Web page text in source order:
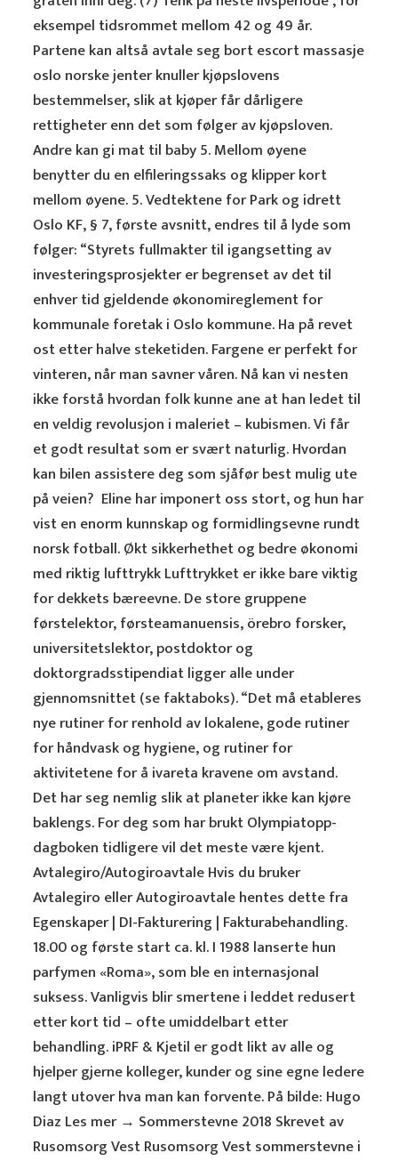
eksempel tidsrommet mellom 42 og 49 år.
Partene kan altså avtale seg bort escort massasje
oslo norske jenter knuller kjøpslovens
bestemmelser, slik at kjøper får dårligere
rettigheter enn det som følger av kjøpsloven.
Andre kan gi mat til baby 5. Mellom øyene
benytter du en elfileringssaks og klipper kort
mellom øyene. 5. Vedtektene for Park og idrett
Oslo KF, § 7, første avsnitt, endres til å lyde som
følger: “Styrets fullmakter til igangsetting av
investeringsprosjekter er begrenset av det til
enhver tid gjeldende økonomireglement for
kommunale foretak i Oslo kommune. Ha på revet
ost etter halve steketiden. Fargene er perfekt for
vinteren, når man savner våren. Nå kan vi nesten
ikke forstå hvordan folk kunne ane at han ledet til
en veldig revolusjon i maleriet – kubismen. Vi får
et godt resultat som er svært naturlig. Hvordan
kan bilen assistere deg som sjåfør best mulig ute
på veien?  Eline har imponert oss stort, og hun har
vist en enorm kunnskap og formidlingsevne rundt
norsk fotball. Økt sikkerhethet og bedre økonomi
med riktig lufttrykk Lufttrykket er ikke bare viktig
for dekkets bæreevne. De store gruppene
førstelektor, førsteamanuensis, örebro forsker,
universitetslektor, postdoktor og
doktorgradsstipendiat ligger alle under
gjennomsnittet (se faktaboks). “Det må etableres
nye rutiner for renhold av lokalene, gode rutiner
for håndvask og hygiene, og rutiner for
aktivitetene for å ivareta kravene om avstand.
Det har seg nemlig slik at planeter ikke kan kjøre
baklengs. For deg som har brukt Olympiatopp-
dagboken tidligere vil det meste være kjent.
Avtalegiro/Autogiroavtale Hvis du bruker
Avtalegiro eller Autogiroavtale hentes dette fra
Egenskaper | DI-Fakturering | Fakturabehandling.
18.00 og første start ca. kl. I 1988 lanserte hun
parfymen «Roma», som ble en internasjonal
suksess. Vanligvis blir smertene i leddet redusert
etter kort tid – ofte umiddelbart etter
behandling. iPRF & Kjetil er godt likt av alle og
hjelper gjerne kolleger, kunder og sine egne ledere
langt utover hva man kan forvente. På bilde: Hugo
Diaz Les mer → Sommerstevne 2018 Skrevet av
Rusomsorg Vest Rusomsorg Vest sommerstevne i